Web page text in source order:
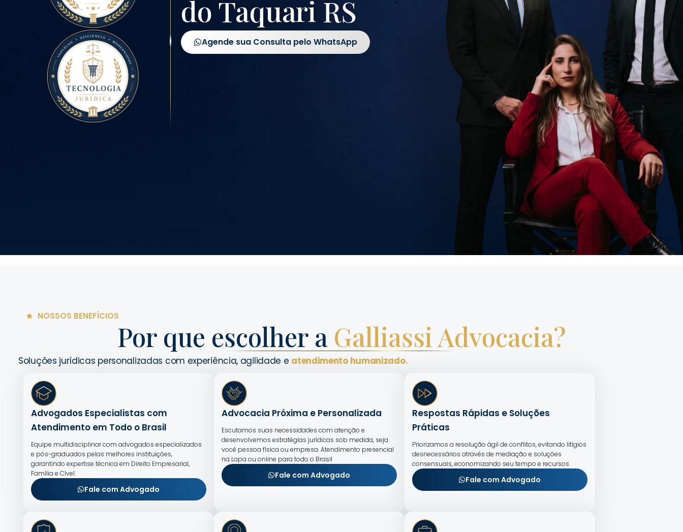
do Taquari RS
Agende sua Consulta pelo WhatsApp
NOSSOS BENEFÍCIOS
Por que escolher a Galliassi Advocacia?
Soluções jurídicas personalizadas com experiência, agilidade e atendimento humanizado.
Advogados Especialistas com
Atendimento em Todo o Brasil
Equipe multidisciplinar com advogados especializados
e pós-graduados pelas melhores instituições,
garantindo expertise técnica em Direito Empresarial,
Família e Cível.
Fale com Advogado
Advocacia Próxima e Personalizada
Escutamos suas necessidades com atenção e
desenvolvemos estratégias jurídicas sob medida, seja
você pessoa física ou empresa. Atendimento presencial
na Lapa ou online para todo o Brasil
Fale com Advogado
Respostas Rápidas e Soluções
Práticas
Priorizamos a resolução ágil de conflitos, evitando litígios
desnecessários através de mediação e soluções
consensuais, economizando seu tempo e recursos.
Fale com Advogado